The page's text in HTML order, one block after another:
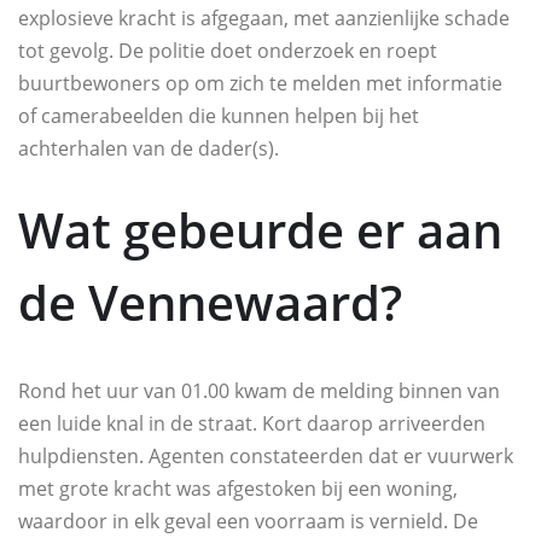
explosieve kracht is afgegaan, met aanzienlijke schade
tot gevolg. De politie doet onderzoek en roept
buurtbewoners op om zich te melden met informatie
of camerabeelden die kunnen helpen bij het
achterhalen van de dader(s).
Wat gebeurde er aan
de Vennewaard?
Rond het uur van 01.00 kwam de melding binnen van
een luide knal in de straat. Kort daarop arriveerden
hulpdiensten. Agenten constateerden dat er vuurwerk
met grote kracht was afgestoken bij een woning,
waardoor in elk geval een voorraam is vernield. De